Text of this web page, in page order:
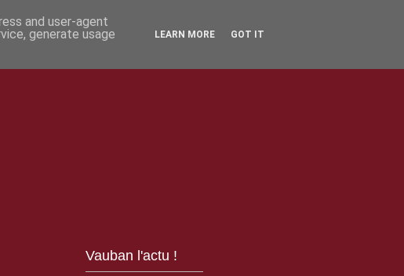
Vauban l'actu !
and user-agent
generate usage
LEARN MORE GOT IT